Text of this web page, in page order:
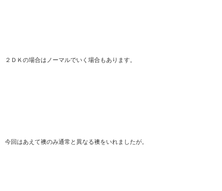
２ＤＫの場合はノーマルでいく場合もあります。
今回はあえて襖のみ通常と異なる襖をいれましたが。